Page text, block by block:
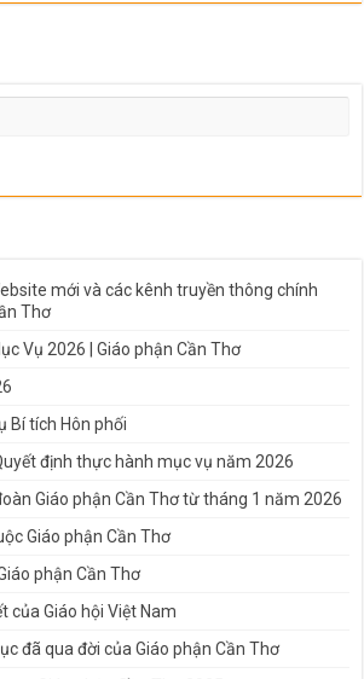
mới và các kênh truyền thông chính
Thơ
Vụ 2026 | Giáo phận Cần Thơ
Bí tích Hôn phối
định thực hành mục vụ năm 2026
Giáo phận Cần Thơ từ tháng 1 năm 2026
Giáo phận Cần Thơ
phận Cần Thơ
của Giáo hội Việt Nam
đã qua đời của Giáo phận Cần Thơ